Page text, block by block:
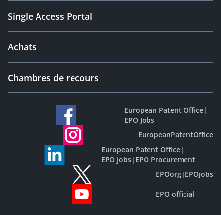
Single Access Portal
Achats
Chambres de recours
European Patent Office|
EPO Jobs
EuropeanPatentOffice
European Patent Office|
EPO Jobs| EPO Procurement
EPOorg| EPOjobs
EPO official